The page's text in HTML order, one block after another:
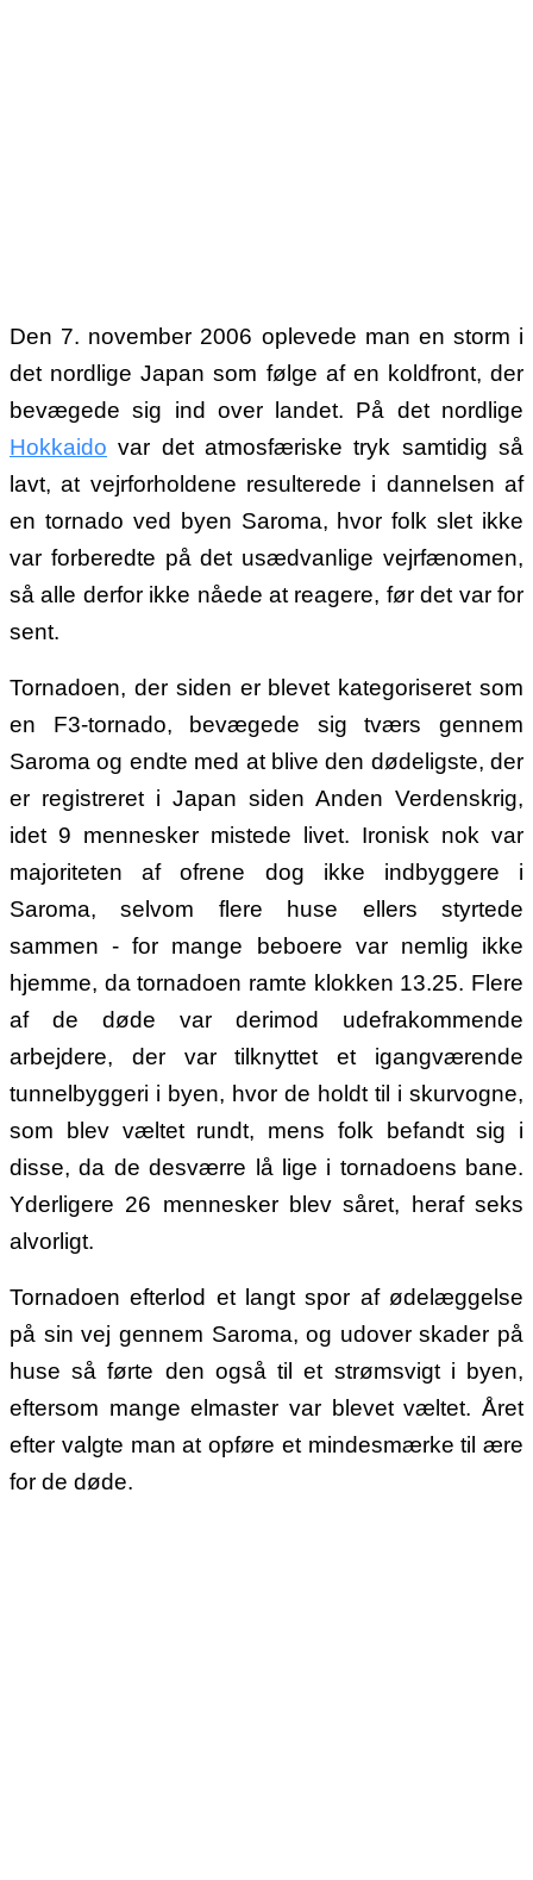
Den 7. november 2006 oplevede man en storm i
det nordlige Japan som følge af en koldfront, der
bevægede sig ind over landet. På det nordlige
Hokkaido var det atmosfæriske tryk samtidig så
lavt, at vejrforholdene resulterede i dannelsen af
en tornado ved byen Saroma, hvor folk slet ikke
var forberedte på det usædvanlige vejrfænomen,
så alle derfor ikke nåede at reagere, før det var for
sent.
Tornadoen, der siden er blevet kategoriseret som
en F3-tornado, bevægede sig tværs gennem
Saroma og endte med at blive den dødeligste, der
er registreret i Japan siden Anden Verdenskrig,
idet 9 mennesker mistede livet. Ironisk nok var
majoriteten af ofrene dog ikke indbyggere i
Saroma, selvom flere huse ellers styrtede
sammen - for mange beboere var nemlig ikke
hjemme, da tornadoen ramte klokken 13.25. Flere
af de døde var derimod udefrakommende
arbejdere, der var tilknyttet et igangværende
tunnelbyggeri i byen, hvor de holdt til i skurvogne,
som blev væltet rundt, mens folk befandt sig i
disse, da de desværre lå lige i tornadoens bane.
Yderligere 26 mennesker blev såret, heraf seks
alvorligt.
Tornadoen efterlod et langt spor af ødelæggelse
på sin vej gennem Saroma, og udover skader på
huse så førte den også til et strømsvigt i byen,
eftersom mange elmaster var blevet væltet. Året
efter valgte man at opføre et mindesmærke til ære
for de døde.